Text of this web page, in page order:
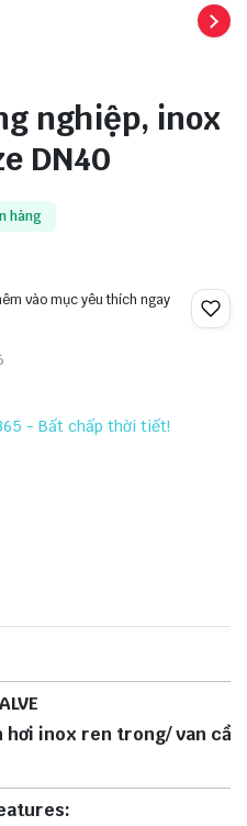
nghiệp, inox
DN40
hàng
vào mục yêu thích ngay
- Bất chấp thời tiết!
inox ren trong/ van cầu